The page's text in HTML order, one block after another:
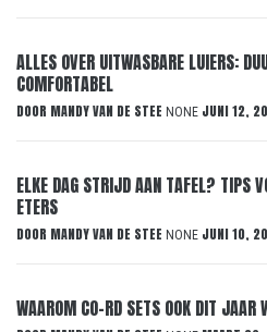
ALLES OVER UITWASBARE LUIERS:
COMFORTABEL
DOOR MANDY VAN DE STEE NONE JUNI 12,
ELKE DAG STRIJD AAN TAFEL? TIPS
ETERS
DOOR MANDY VAN DE STEE NONE JUNI 10,
WAAROM CO-RD SETS OOK DIT JAAR